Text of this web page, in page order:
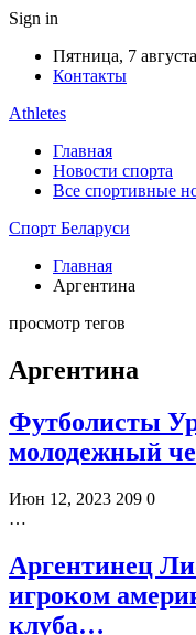
Sign in
Пятница, 7
Контакты
Athletes
Главная
Новости спорта
Все спортивные
Спорт Беларуси
Главная
Аргентина
просмотр тегов
Аргентина
Футболисты
молодежный
Июн 12, 2023 209 0
…
Аргентинец
игроком
клуба…